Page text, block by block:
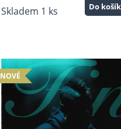
Skladem 1 ks Do
NOVÉ